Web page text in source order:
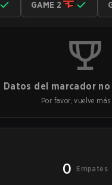
GAME 2
Datos del marcador
Por favor, vuelve
0 Empates